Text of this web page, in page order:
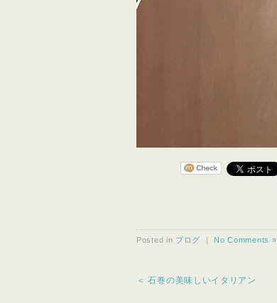
Posted in ブログ ｜ No Comments »
＜ 石巻の美味しいイタリアン